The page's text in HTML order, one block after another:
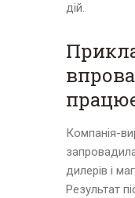
дій.
Компанія-
дилерів і
Результат